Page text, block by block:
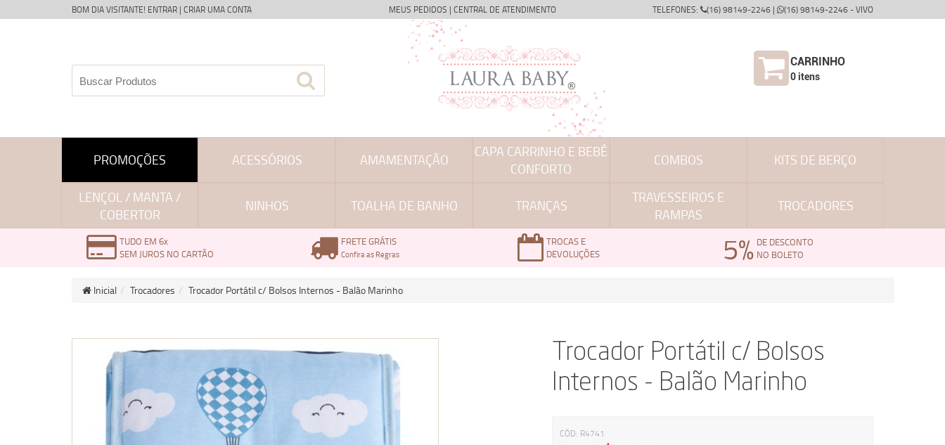
BOM DIA VISITANTE! ENTRAR | CRIAR UMA CONTA MEUS PEDIDOS | CENTRAL DE ATENDIMENTO TELEFONES: (16) 98149-2246 | (16) 98149-2246 - VIVO
CARRINHO
0itens
PROMOÇÕES ACESSÓRIOS AMAMENTAÇÃO
CAPA CARRINHO E BEBÊ
CONFORTO
COMBOS KITS DE BERÇO
LENÇOL / MANTA /
COBERTOR
NINHOS TOALHA DE BANHO TRANÇAS
TRAVESSEIROS E
RAMPAS
TROCADORES
TUDO EM 6x
SEM JUROS NO CARTÃO
FRETE GRÁTIS
Confira as Regras
TROCAS E
DEVOLUÇÕES
5% DE DESCONTO
NO BOLETO
Inicial Trocadores Trocador Portátil c/ Bolsos Internos - Balão Marinho
Trocador Portátil c/ Bolsos
Internos - Balão Marinho
CÓD: R4741